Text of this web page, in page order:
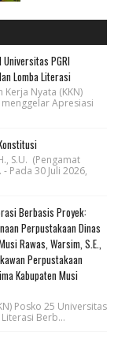
Universitas PGRI
Lomba Literasi
Kerja Nyata (KKN)
menggelar Apresiasi
S.U. (Pengamat
Pada 30 Juli 2026,
Berbasis Proyek:
Perpustakaan Dinas
Rawas, Warsim, S.E.,
Perpustakaan
Kabupaten Musi
Posko 25 Universitas
Berb...